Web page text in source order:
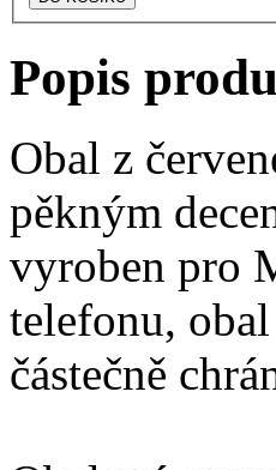
Popis
Obal z
pěkným
vyroben pro
telefonu,
částečně